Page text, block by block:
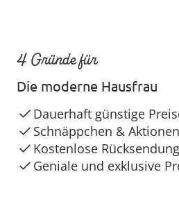
4 Gründe für
Die moderne Hausfrau
Dauerhaft günstige
Schnäppchen &
Kostenlose Rücksendung
Geniale und exklusive